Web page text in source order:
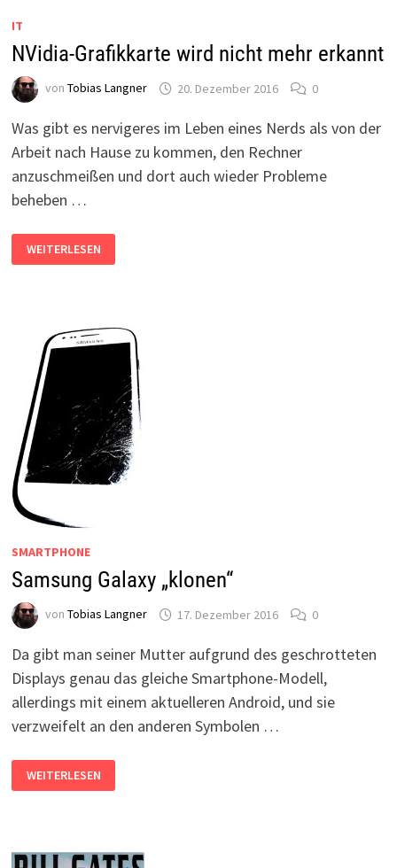
IT
NVidia-Grafikkarte wird nicht mehr erkannt
von Tobias Langner 20. Dezember 2016 0
Was gibt es nervigeres im Leben eines Nerds als von der
Arbeit nach Hause zu kommen, den Rechner
anzuschmeißen und dort auch wieder Probleme
beheben …
GRAFIKKARTE
WIRD
WEITERLESEN
SMARTPHONE
Samsung Galaxy „klonen“
von Tobias Langner 17. Dezember 2016 0
Da gibt man seiner Mutter aufgrund des geschrotteten
Displays genau das gleiche Smartphone-Modell,
allerdings mit einem aktuelleren Android, und sie
verzweifelt an den anderen Symbolen …
GALAXY
„KLONEN“
WEITERLESEN